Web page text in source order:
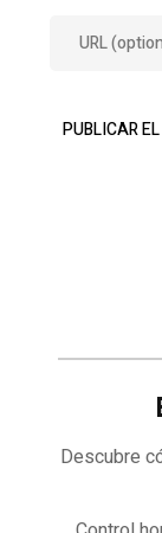
Descubre